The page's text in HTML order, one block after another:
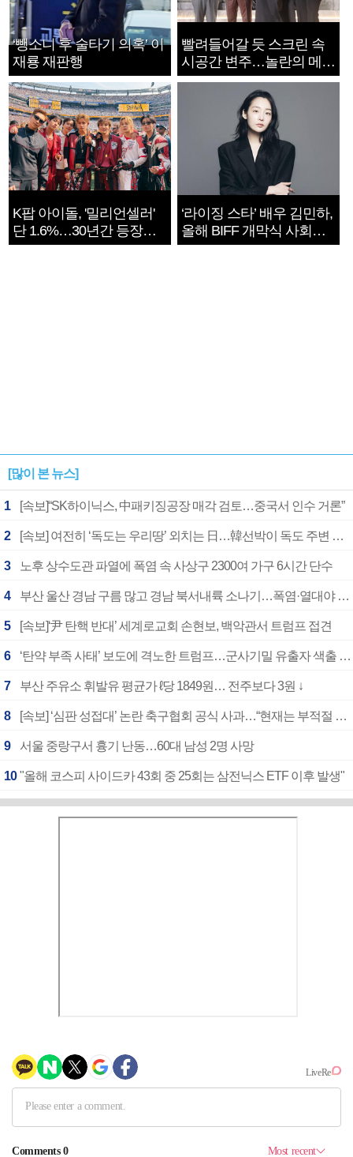
‘뺑소니 후 술타기 의혹’ 이
재룡 재판행
빨려들어갈 듯 스크린 속
시공간 변주…놀란의 메시
지는 ‘전쟁 속죄’
K팝 아이돌, '밀리언셀러'
단 1.6%…30년간 등장
1182개팀 전수조사
‘라이징 스타’ 배우 김민하,
올해 BIFF 개막식 사회자
확정
[많이 본 뉴스]
1 [속보]“SK하이닉스, 中패키징공장 매각 검토…중국서 인수 거론”
2 [속보] 여전히 ‘독도는 우리땅’ 외치는 日…韓선박이 독도 주변 해양조사 활동하자 반발
3 노후 상수도관 파열에 폭염 속 사상구 2300여 가구 6시간 단수
4 부산 울산 경남 구름 많고 경남 북서내륙 소나기…폭염·열대야 계속
5 [속보]‘尹 탄핵 반대’ 세계로교회 손현보, 백악관서 트럼프 접견
6 ‘탄약 부족 사태’ 보도에 격노한 트럼프…군사기밀 유출자 색출 지시
7 부산 주유소 휘발유 평균가 ℓ당 1849원… 전주보다 3원 ↓
8 [속보] ‘심판 성접대’ 논란 축구협회 공식 사과…“현재는 부적절 행위 없어”
9 서울 중랑구서 흉기 난동…60대 남성 2명 사망
10 "올해 코스피 사이드카 43회 중 25회는 삼전닉스 ETF 이후 발생"